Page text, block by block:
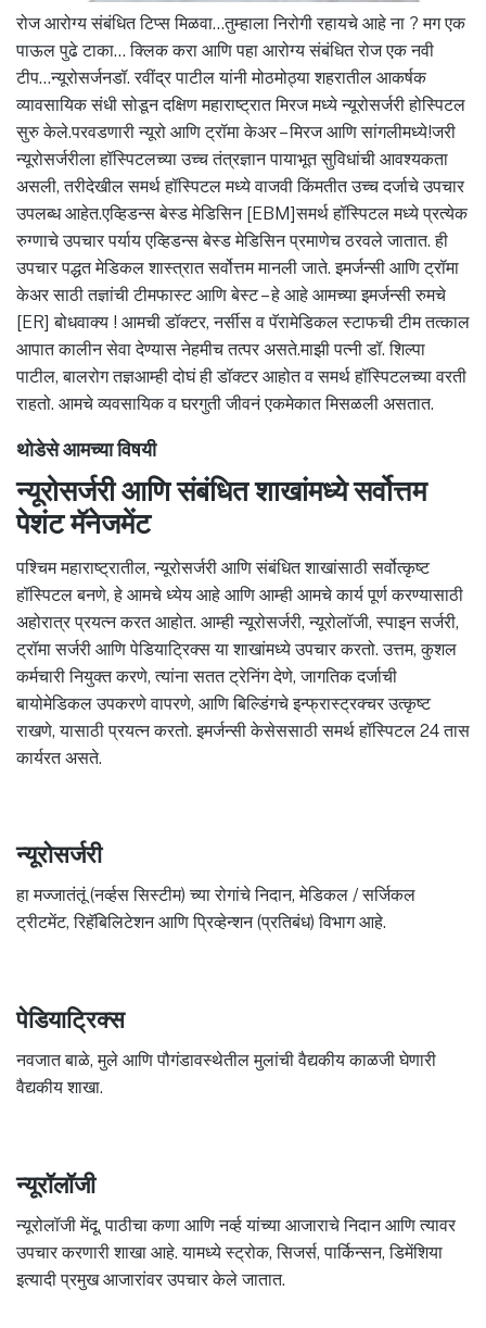
रोज आरोग्य संबंधित टिप्स मिळवा…तुम्हाला निरोगी रहायचे आहे ना ? मग एक
पाऊल पुढे टाका… क्लिक करा आणि पहा आरोग्य संबंधित रोज एक नवी
टीप…न्यूरोसर्जनडॉ. रवींद्र पाटील यांनी मोठमोठ्या शहरातील आकर्षक
व्यावसायिक संधी सोडून दक्षिण महाराष्ट्रात मिरज मध्ये न्यूरोसर्जरी होस्पिटल
सुरु केले.परवडणारी न्यूरो आणि ट्रॉमा केअर – मिरज आणि सांगलीमध्ये!जरी
न्यूरोसर्जरीला हॉस्पिटलच्या उच्च तंत्रज्ञान पायाभूत सुविधांची आवश्यकता
असली, तरीदेखील समर्थ हॉस्पिटल मध्ये वाजवी किंमतीत उच्च दर्जाचे उपचार
उपलब्ध आहेत.एव्हिडन्स बेस्ड मेडिसिन [EBM]समर्थ हॉस्पिटल मध्ये प्रत्येक
रुग्णाचे उपचार पर्याय एव्हिडन्स बेस्ड मेडिसिन प्रमाणेच ठरवले जातात. ही
उपचार पद्धत मेडिकल शास्त्रात सर्वोत्तम मानली जाते. इमर्जन्सी आणि ट्रॉमा
केअर साठी तज्ञांची टीमफास्ट आणि बेस्ट – हे आहे आमच्या इमर्जन्सी रुमचे
[ER] बोधवाक्य ! आमची डॉक्टर, नर्सीस व पॅरामेडिकल स्टाफची टीम तत्काल
आपात कालीन सेवा देण्यास नेहमीच तत्पर असते.माझी पत्नी डॉ. शिल्पा
पाटील, बालरोग तज्ञआम्ही दोघं ही डॉक्टर आहोत व समर्थ हॉस्पिटलच्या वरती
राहतो. आमचे व्यवसायिक व घरगुती जीवनं एकमेकात मिसळली असतात.
थोडेसे आमच्या विषयी
न्यूरोसर्जरी आणि संबंधित शाखांमध्ये सर्वोत्तम
पेशंट मॅनेजमेंट
पश्चिम महाराष्ट्रातील, न्यूरोसर्जरी आणि संबंधित शाखांसाठी सर्वोत्कृष्ट
हॉस्पिटल बनणे, हे आमचे ध्येय आहे आणि आम्ही आमचे कार्य पूर्ण करण्यासाठी
अहोरात्र प्रयत्न करत आहोत. आम्ही न्यूरोसर्जरी, न्यूरोलॉजी, स्पाइन सर्जरी,
ट्रॉमा सर्जरी आणि पेडियाट्रिक्स या शाखांमध्ये उपचार करतो. उत्तम, कुशल
कर्मचारी नियुक्त करणे, त्यांना सतत ट्रेनिंग देणे, जागतिक दर्जाची
बायोमेडिकल उपकरणे वापरणे, आणि बिल्डिंगचे इन्फ्रास्ट्रक्चर उत्कृष्ट
राखणे, यासाठी प्रयत्न करतो. इमर्जन्सी केसेससाठी समर्थ हॉस्पिटल 24 तास
कार्यरत असते.
न्यूरोसर्जरी
हा मज्जातंतूं (नर्व्हस सिस्टीम) च्या रोगांचे निदान, मेडिकल / सर्जिकल
ट्रीटमेंट, रिहॅबिलिटेशन आणि प्रिव्हेन्शन (प्रतिबंध) विभाग आहे.
पेडियाट्रिक्स
नवजात बाळे, मुले आणि पौगंडावस्थेतील मुलांची वैद्यकीय काळजी घेणारी
वैद्यकीय शाखा.
न्यूरॉलॉजी
न्यूरोलॉजी मेंदू, पाठीचा कणा आणि नर्व्ह यांच्या आजाराचे निदान आणि त्यावर
उपचार करणारी शाखा आहे. यामध्ये स्ट्रोक, सिजर्स, पार्किन्सन, डिमेंशिया
इत्यादी प्रमुख आजारांवर उपचार केले जातात.